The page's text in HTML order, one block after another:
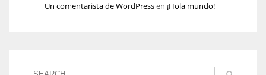
Un comentarista de WordPressen ¡Hola mundo!